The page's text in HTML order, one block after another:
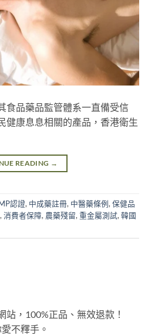
食品藥品監管體系一直備受信
健康息息相關的產品，香港衛生
READING →
認證, 中成藥註冊, 中醫藥條例,保健品
,消費者保障, 農藥殘留,重金屬測試,韓國
，100%正品、無效退款！
不釋手。